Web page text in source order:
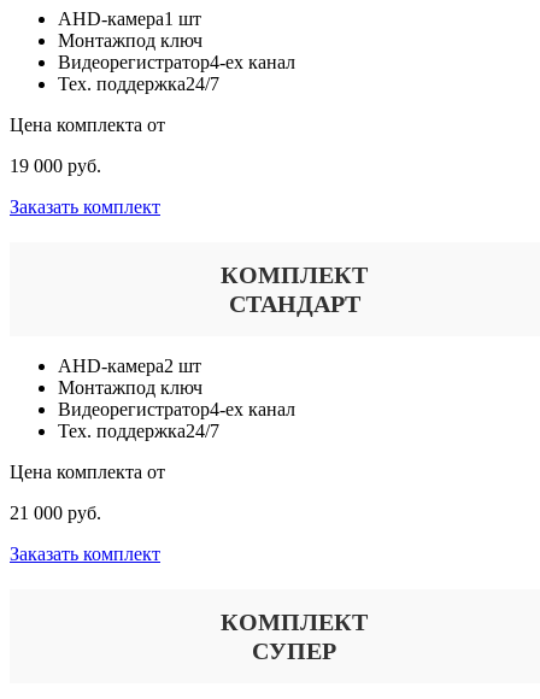
AHD-камера1 шт
Монтажпод ключ
Видеорегистратор4-ех канал
Тех. поддержка24/7
Цена комплекта от
19 000 руб.
Заказать комплект
КОМПЛЕКТ
СТАНДАРТ
AHD-камера2 шт
Монтажпод ключ
Видеорегистратор4-ех канал
Тех. поддержка24/7
Цена комплекта от
21 000 руб.
Заказать комплект
КОМПЛЕКТ
СУПЕР